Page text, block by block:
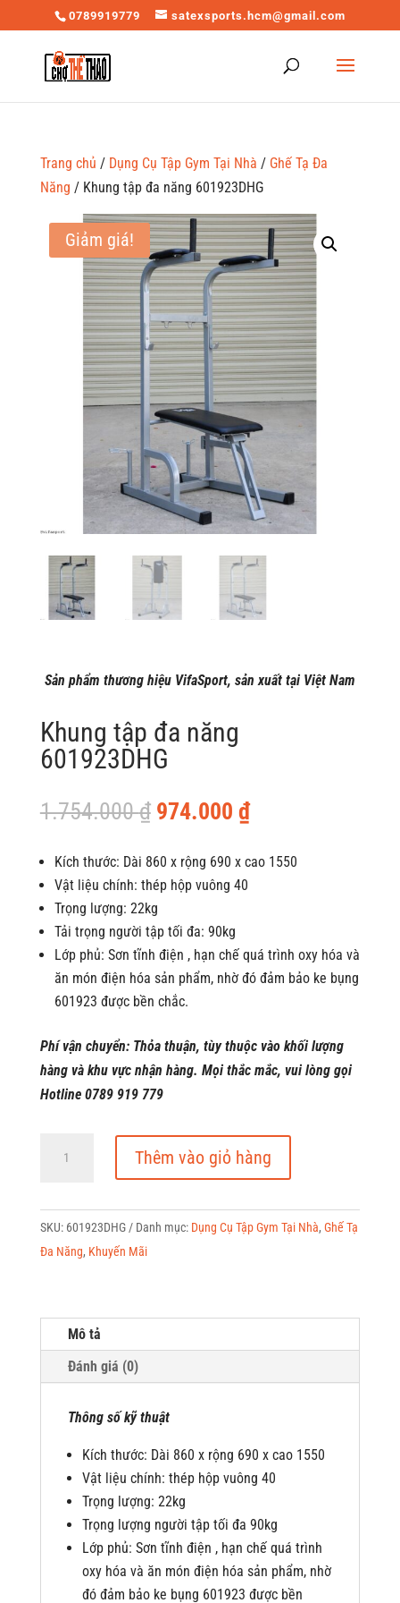
0789919779 satexsports.hcm@gmail.com
Trang chủ / Dụng Cụ Tập Gym Tại Nhà / Ghế Tạ Đa
Năng / Khung tập đa năng 601923DHG
Giảm giá!
Sản phẩm thương hiệu VifaSport, sản xuất tại Việt Nam
Khung tập đa năng
601923DHG
1.754.000₫ Giá
là:
1.754.000 ₫.
974.000 ₫Giá
tại
Kích thước: Dài 860 x rộng 690 x cao 1550
Vật liệu chính: thép hộp vuông 40
Trọng lượng: 22kg
Tải trọng người tập tối đa: 90kg
Lớp phủ: Sơn tĩnh điện , hạn chế quá trình oxy hóa và
ăn món điện hóa sản phẩm, nhờ đó đảm bảo ke bụng
601923 được bền chắc.
Phí vận chuyển: Thỏa thuận, tùy thuộc vào khối lượng
hàng và khu vực nhận hàng. Mọi thắc mắc, vui lòng gọi
Hotline 0789 919 779
Thêm vào giỏ hàng
SKU: 601923DHG Danh mục: Dụng Cụ Tập Gym Tại Nhà, Ghế Tạ
Đa Năng, Khuyến Mãi
Mô tả
Đánh giá (0)
Thông số kỹ thuật
Kích thước: Dài 860 x rộng 690 x cao 1550
Vật liệu chính: thép hộp vuông 40
Trọng lượng: 22kg
Trọng lượng người tập tối đa 90kg
Lớp phủ: Sơn tĩnh điện , hạn chế quá trình
oxy hóa và ăn món điện hóa sản phẩm, nhờ
đó đảm bảo ke bụng 601923 được bền